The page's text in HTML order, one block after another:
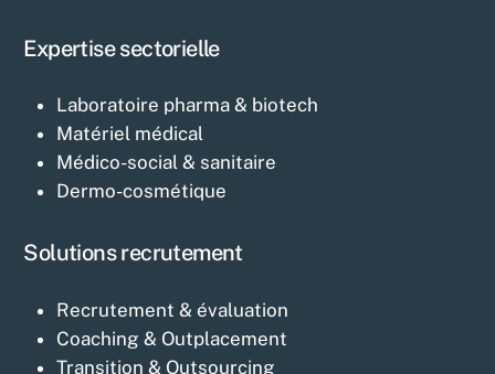
Expertise sectorielle
Laboratoire pharma & biotech
Matériel médical
Médico-social & sanitaire
Dermo-cosmétique
Solutions recrutement
Recrutement & évaluation
Coaching & Outplacement
Transition & Outsourcing